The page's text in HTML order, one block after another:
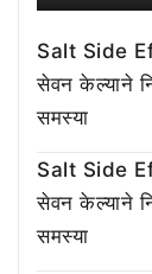
Salt Side
सेवन केल्याने
समस्या
Salt Side
सेवन केल्याने
समस्या